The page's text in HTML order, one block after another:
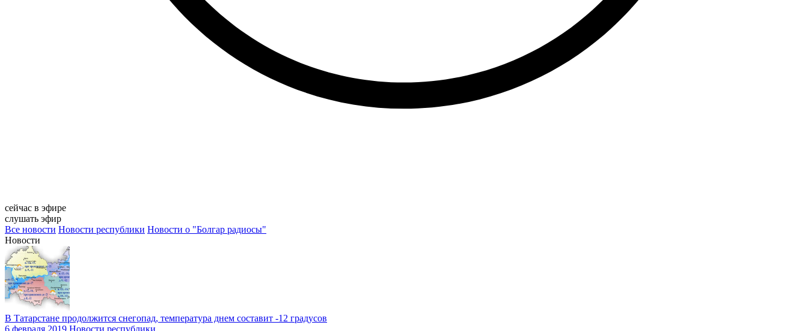
сейчас в эфире
слушать эфир
Все новости Новости республики Новости о "Болгар радиосы"
Новости
В Татарстане продолжится снегопад, температура днем составит -12 градусов